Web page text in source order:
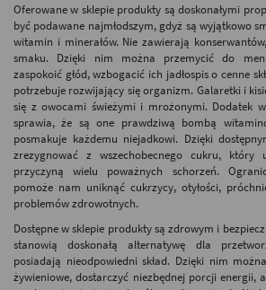
Oferowane w sklepie produkty są doskonałymi
być podawane najmłodszym, gdyż są wyjątkowo
witamin i minerałów. Nie zawierają
smaku. Dzięki nim można przemycić do
zaspokoić głód, wzbogacić ich jadłospis o cenne
potrzebuje rozwijający się organizm. Galaretki i
się z owocami świeżymi i mrożonymi. Dodatek
sprawia, że są one prawdziwą bombą
posmakuje każdemu niejadkowi. Dzięki
zrezygnować z wszechobecnego cukru, który
przyczyną wielu poważnych schorzeń.
pomoże nam uniknąć cukrzycy, otyłości,
problemów zdrowotnych.
Dostępne w sklepie produkty są zdrowym i
stanowią doskonałą alternatywę dla
posiadają nieodpowiedni skład. Dzięki nim
żywieniowe, dostarczyć niezbędnej porcji energii,